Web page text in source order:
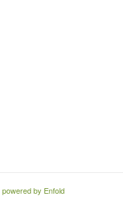
powered by Enfold